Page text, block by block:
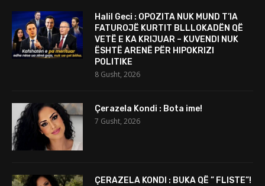
Halil Geci : OPOZITA NUK MUND T’IA
FATUROJË KURTIT BLLLOKADËN QË
VETË E KA KRIJUAR – KUVENDI NUK
ËSHTË ARENË PËR HIPOKRIZI
POLITIKE
8 Gusht, 2026
Çerazela Kondi : Bota ime!
7 Gusht, 2026
ÇERAZELA KONDI : BUKA QË ” FLISTE”!